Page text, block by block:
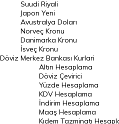
Avustralya Doları
Danimarka Kronu Kuru
Kanada Doları Kuru
Norveç Kronu Kuru
İsveç Kronu Kuru
Japon Yeni Kuru
Serbest Piyasa Döviz Kurları
Döviz
Suudi Riyali
Japon Yeni
Avustralya Doları
Norveç Kronu
Danimarka Kronu
İsveç Kronu
Merkez Bankası Kurlari
Altın Hesaplama
Döviz Çevirici
Yüzde Hesaplama
KDV Hesaplama
İndirim Hesaplama
Maaş Hesaplama
Kıdem Tazminatı